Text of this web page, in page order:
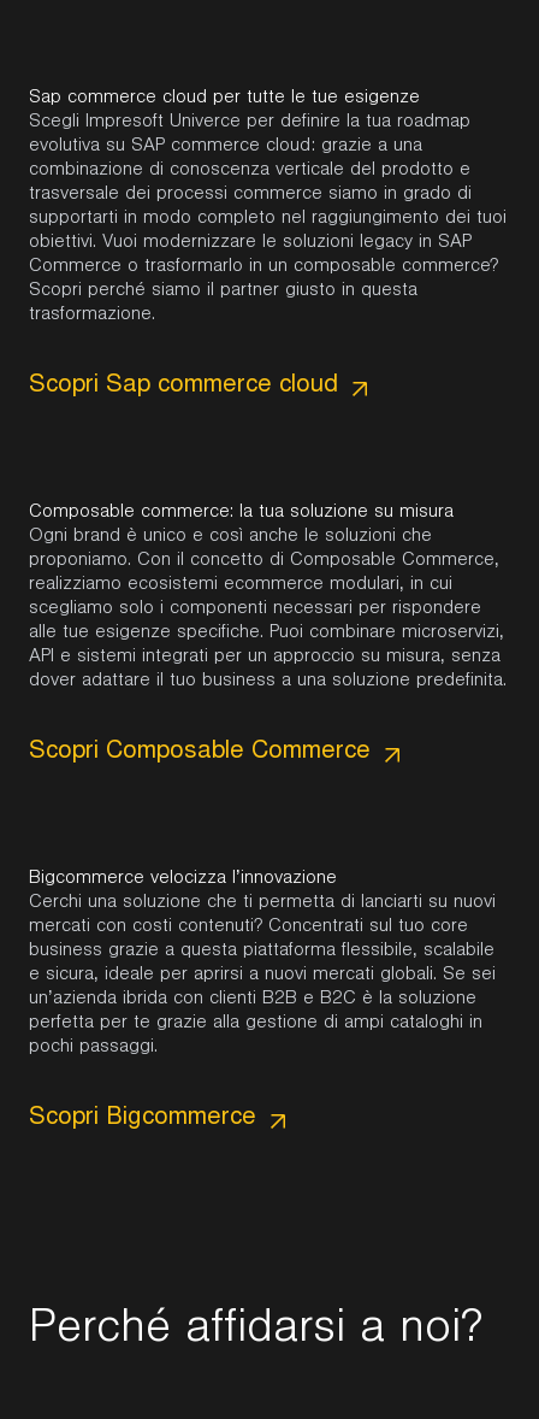
Sap commerce cloud per tutte le tue esigenze
Scegli Impresoft Univerce per definire la tua roadmap
evolutiva su SAP commerce cloud: grazie a una
combinazione di conoscenza verticale del prodotto e
trasversale dei processi commerce siamo in grado di
supportarti in modo completo nel raggiungimento dei tuoi
obiettivi. Vuoi modernizzare le soluzioni legacy in SAP
Commerce o trasformarlo in un composable commerce?
Scopri perché siamo il partner giusto in questa
trasformazione.
Scopri Sap commerce cloud
Composable commerce: la tua soluzione su misura
Ogni brand è unico e così anche le soluzioni che
proponiamo. Con il concetto di Composable Commerce,
realizziamo ecosistemi ecommerce modulari, in cui
scegliamo solo i componenti necessari per rispondere
alle tue esigenze specifiche. Puoi combinare microservizi,
API e sistemi integrati per un approccio su misura, senza
dover adattare il tuo business a una soluzione predefinita.
Scopri Composable Commerce
Bigcommerce velocizza l’innovazione
Cerchi una soluzione che ti permetta di lanciarti su nuovi
mercati con costi contenuti? Concentrati sul tuo core
business grazie a questa piattaforma flessibile, scalabile
e sicura, ideale per aprirsi a nuovi mercati globali. Se sei
un’azienda ibrida con clienti B2B e B2C è la soluzione
perfetta per te grazie alla gestione di ampi cataloghi in
pochi passaggi.
Scopri Bigcommerce
Perché affidarsi a noi?